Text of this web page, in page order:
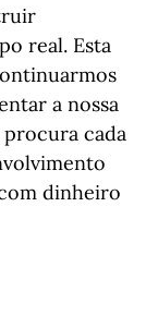
real. Esta
a nossa
procura cada
dinheiro